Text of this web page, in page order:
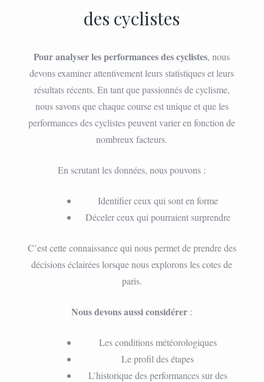
des cyclistes
Pour analyser les performances des cyclistes, nous
devons examiner attentivement leurs statistiques et leurs
résultats récents. En tant que passionnés de cyclisme,
nous savons que chaque course est unique et que les
performances des cyclistes peuvent varier en fonction de
nombreux facteurs.
En scrutant les données, nous pouvons :
Identifier ceux qui sont en forme
Déceler ceux qui pourraient surprendre
C’est cette connaissance qui nous permet de prendre des
décisions éclairées lorsque nous explorons les cotes de
paris.
Nous devons aussi considérer :
Les conditions météorologiques
Le profil des étapes
L’historique des performances sur des